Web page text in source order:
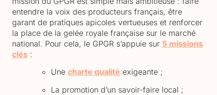
entendre la voix des producteurs français, être
garant de pratiques apicoles vertueuses et renforcer
la place de la gelée royale française sur le marché
national. Pour cela, le GPGR s’appuie sur 5 missions
clés :
Une charte qualité exigeante ;
La promotion d’un savoir-faire local ;